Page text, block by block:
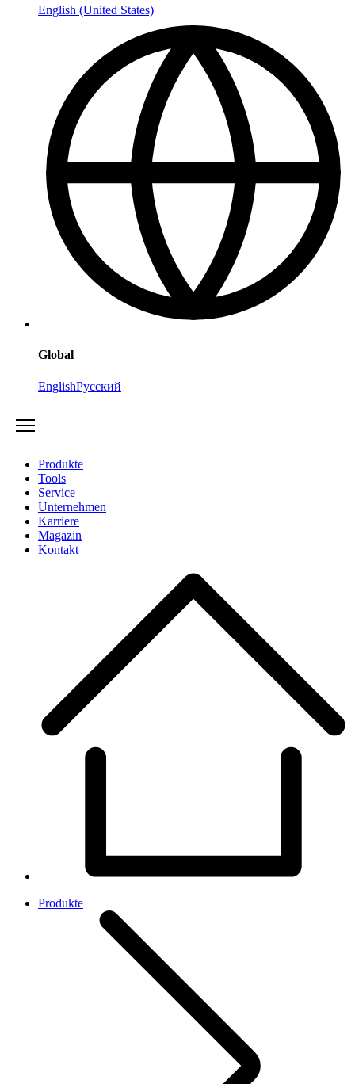
English (United States)
Global
EnglishРусский
Produkte
Tools
Service
Unternehmen
Karriere
Magazin
Kontakt
Produkte